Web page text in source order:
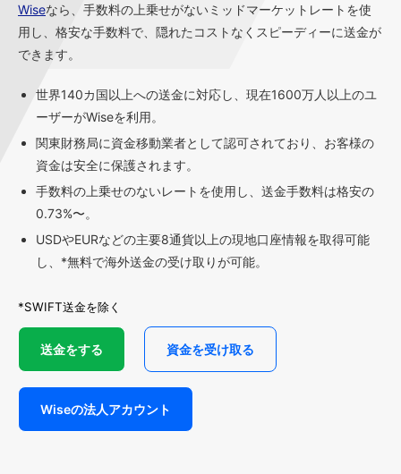
Wiseなら、手数料の上乗せがないミッドマーケットレートを使
用し、格安な手数料で、隠れたコストなくスピーディーに送金が
できます。
世界140カ国以上への送金に対応し、現在1600万人以上のユ
ーザーがWiseを利用。
関東財務局に資金移動業者として認可されており、お客様の
資金は安全に保護されます。
手数料の上乗せのないレートを使用し、送金手数料は格安の
0.73%〜。
USDやEURなどの主要8通貨以上の現地口座情報を取得可能
し、*無料で海外送金の受け取りが可能。
*SWIFT送金を除く
送金をする 資金を受け取る
Wiseの法人アカウント